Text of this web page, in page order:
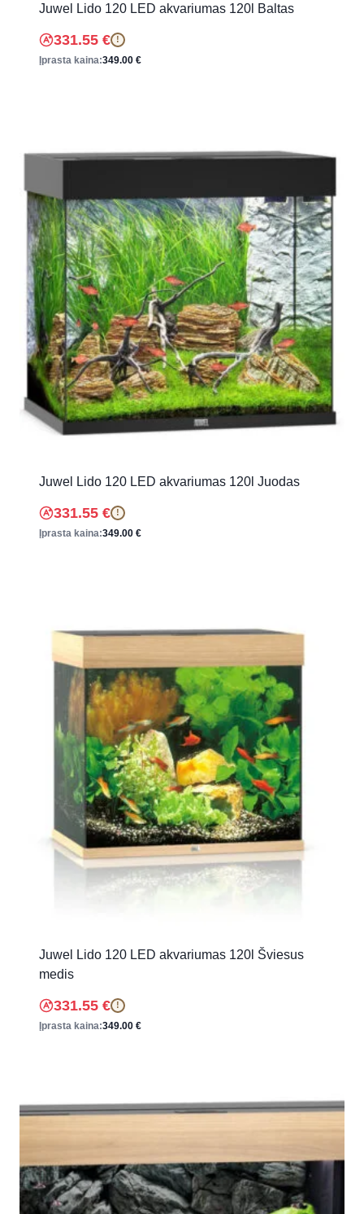
Juwel Lido 120 LED akvariumas 120l Baltas
331.55 € !
Įprasta kaina:349.00 €
Juwel Lido 120 LED akvariumas 120l Juodas
331.55 € !
Įprasta kaina:349.00 €
Juwel Lido 120 LED akvariumas 120l Šviesus
medis
331.55 € !
Įprasta kaina:349.00 €